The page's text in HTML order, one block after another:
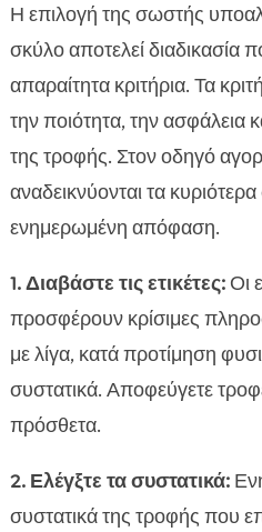
Η επιλογή της σωστής
σκύλο αποτελεί διαδικασία
απαραίτητα κριτήρια. Τα
την ποιότητα, την ασφάλεια
της τροφής. Στον οδηγό
αναδεικνύονται τα κυριότερα
ενημερωμένη απόφαση.
1. Διαβάστε τις ετικέτες:Οι
προσφέρουν κρίσιμες
με λίγα, κατά προτίμηση
συστατικά. Αποφεύγετε
πρόσθετα.
2. Ελέγξτε τα συστατικά:
συστατικά της τροφής που